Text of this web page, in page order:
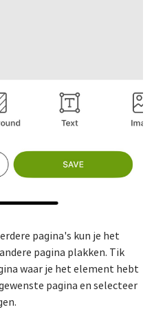
pagina's kun je het
pagina plakken. Tik
waar je het element hebt
pagina en selecteer